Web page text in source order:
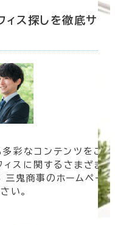
ィス探しを徹底サ
彩なコンテンツをご
ィスに関するさまざま
三鬼商事のホームペー
い。